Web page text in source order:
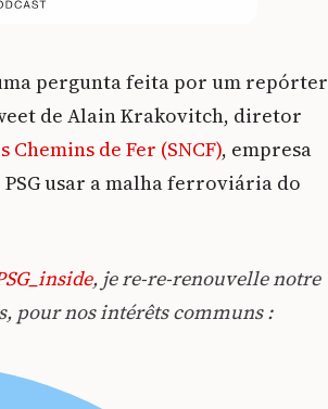
pergunta feita por um repórter
de Alain Krakovitch, diretor
de Fer (SNCF), empresa
usar a malha ferroviária do
, je re-re-renouvelle notre
pour nos intérêts communs :